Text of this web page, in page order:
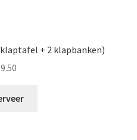
+ 2 klapbanken)